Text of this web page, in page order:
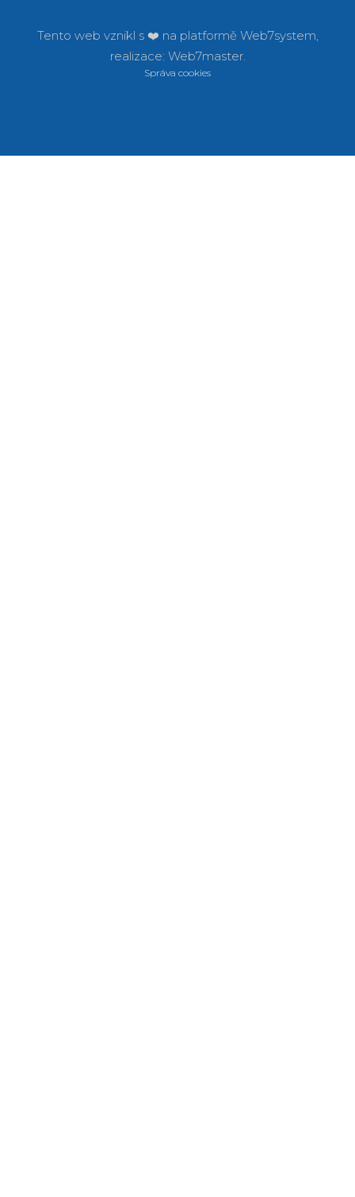
Tento web vznikl s ❤️ na platformě Web7system,
realizace: Web7master.
Správa cookies